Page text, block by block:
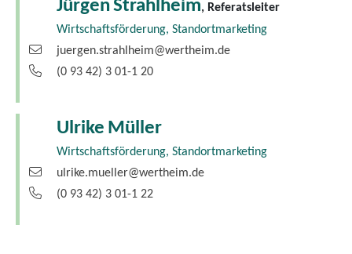
JürgenStrahlheim, Referatsleiter
Wirtschaftsförderung, Standortmarketing
juergen.strahlheim@wertheim.de
(0 93 42) 3 01-1 20
Ulrike Müller
Wirtschaftsförderung, Standortmarketing
ulrike.mueller@wertheim.de
(0 93 42) 3 01-1 22